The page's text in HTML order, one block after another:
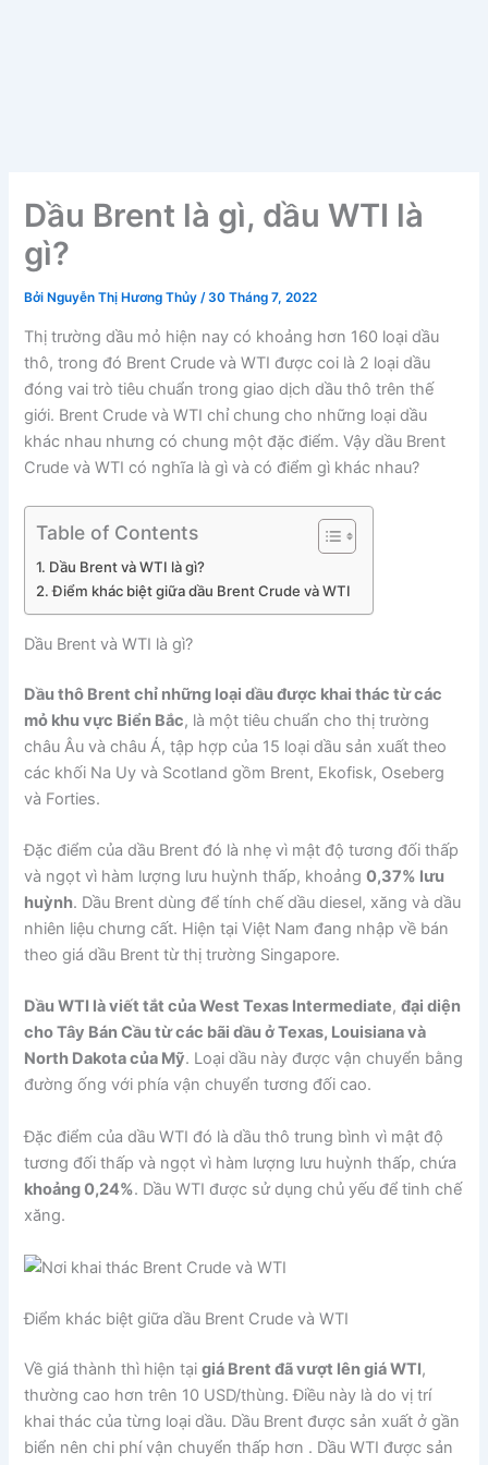
Dầu Brent là gì, dầu WTI là
gì?
Bởi Nguyễn Thị Hương Thủy/30 Tháng 7, 2022
Thị trường dầu mỏ hiện nay có khoảng hơn 160 loại dầu
thô, trong đó Brent Crude và WTI được coi là 2 loại dầu
đóng vai trò tiêu chuẩn trong giao dịch dầu thô trên thế
giới. Brent Crude và WTI chỉ chung cho những loại dầu
khác nhau nhưng có chung một đặc điểm. Vậy dầu Brent
Crude và WTI có nghĩa là gì và có điểm gì khác nhau?
Table of Contents
Dầu Brent và WTI là gì?
Điểm khác biệt giữa dầu Brent Crude và WTI
Dầu Brent và WTI là gì?
Dầu thô Brent chỉ những loại dầu được khai thác từ các
mỏ khu vực Biển Bắc, là một tiêu chuẩn cho thị trường
châu Âu và châu Á, tập hợp của 15 loại dầu sản xuất theo
các khối Na Uy và Scotland gồm Brent, Ekofisk, Oseberg
và Forties.
Đặc điểm của dầu Brent đó là nhẹ vì mật độ tương đối thấp
và ngọt vì hàm lượng lưu huỳnh thấp, khoảng0,37% lưu
huỳnh. Dầu Brent dùng để tính chế dầu diesel, xăng và dầu
nhiên liệu chưng cất. Hiện tại Việt Nam đang nhập về bán
theo giá dầu Brent từ thị trường Singapore.
Dầu WTI là viết tắt của West Texas Intermediate,đại diện
cho Tây Bán Cầu từ các bãi dầu ở Texas, Louisiana và
North Dakota của Mỹ. Loại dầu này được vận chuyển bằng
đường ống với phía vận chuyển tương đối cao.
Đặc điểm của dầu WTI đó là dầu thô trung bình vì mật độ
tương đối thấp và ngọt vì hàm lượng lưu huỳnh thấp, chứa
khoảng 0,24%. Dầu WTI được sử dụng chủ yếu để tinh chế
xăng.
Điểm khác biệt giữa dầu Brent Crude và WTI
Về giá thành thì hiện tạigiá Brent đã vượt lên giá WTI,
thường cao hơn trên 10 USD/thùng. Điều này là do vị trí
khai thác của từng loại dầu. Dầu Brent được sản xuất ở gần
biển nên chi phí vận chuyển thấp hơn . Dầu WTI được sản